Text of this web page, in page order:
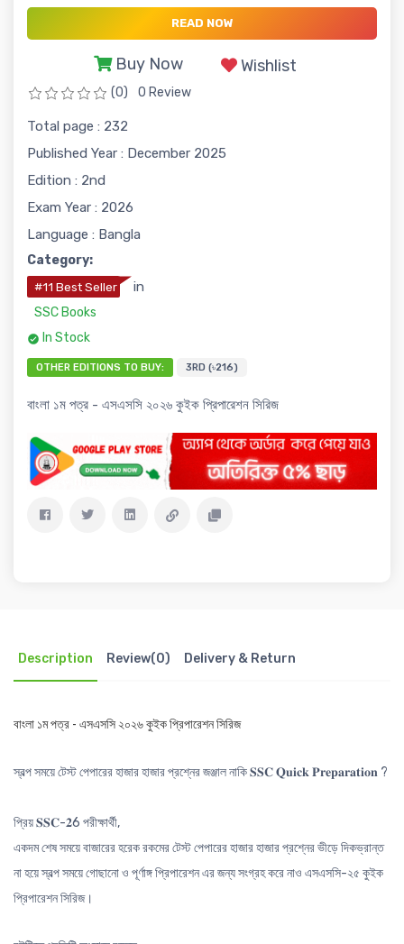
READ NOW
Buy Now Wishlist
(0) 0 Review
Total page : 232
Published Year : December 2025
Edition : 2nd
Exam Year : 2026
Language : Bangla
Category:
#11 Best Seller in
SSC Books
In Stock
OTHER EDITIONS TO BUY: 3RD (৳216)
বাংলা ১ম পত্র - এসএসসি ২০২৬ কুইক প্রিপারেশন সিরিজ
Description Review(0) Delivery & Return
বাংলা ১ম পত্র - এসএসসি ২০২৬ কুইক প্রিপারেশন সিরিজ
স্বল্প সময়ে টেস্ট পেপারের হাজার হাজার প্রশ্নের জঞ্জাল নাকি 𝐒𝐒𝐂 𝐐𝐮𝐢𝐜𝐤 𝐏𝐫𝐞𝐩𝐚𝐫𝐚𝐭𝐢𝐨𝐧 ?
প্রিয় 𝐒𝐒𝐂-𝟐6 পরীক্ষার্থী,
একদম শেষ সময়ে বাজারের হরেক রকমের টেস্ট পেপারের হাজার হাজার প্রশ্নের ভীড়ে দিকভ্রান্ত
না হয়ে স্বল্প সময়ে গোছানো ও পূর্ণাঙ্গ প্রিপারেশন এর জন্য সংগ্রহ করে নাও এসএসসি-২৫ কুইক
প্রিপারেশন সিরিজ।